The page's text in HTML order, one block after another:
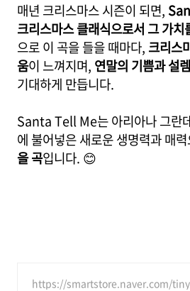
매년 크리스마스 시즌이 되면,
크리스마스 클래식으로서 그 가치
으로 이 곡을 들을 때마다, 크리스
움이 느껴지며, 연말의 기쁨과 설렘
기대하게 만듭니다.
Santa Tell Me는 아리아나 그란
에 불어넣은 새로운 생명력과 매
을 곡입니다. 😊
https://smartstore.naver.com/